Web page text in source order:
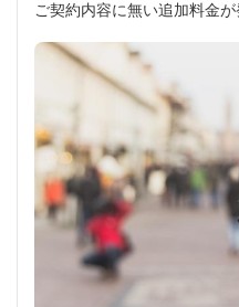
ご契約内容に無い追加料金